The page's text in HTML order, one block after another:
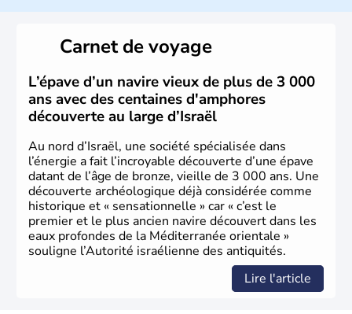
vrai essor économique dans le domaine des nouvelles
Carnet de voyage
L’épave d’un navire vieux de plus de 3 000
ans avec des centaines d'amphores
découverte au large d’Israël
Au nord d’Israël, une société spécialisée dans
l’énergie a fait l’incroyable découverte d’une épave
datant de l’âge de bronze, vieille de 3 000 ans. Une
découverte archéologique déjà considérée comme
historique et « sensationnelle » car « c’est le
premier et le plus ancien navire découvert dans les
eaux profondes de la Méditerranée orientale »
souligne l’Autorité israélienne des antiquités.
Lire l'article